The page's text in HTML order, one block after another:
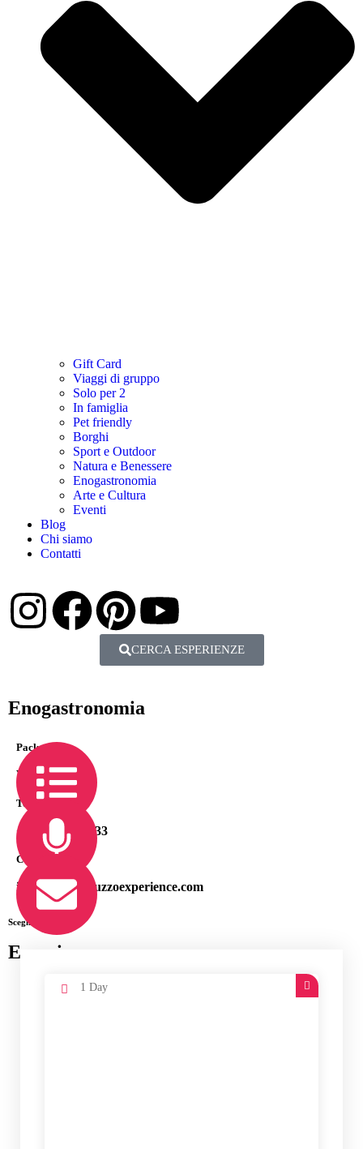
Gift Card
Viaggi di gruppo
Solo per 2
In famiglia
Pet friendly
Borghi
Sport e Outdoor
Natura e Benessere
Enogastronomia
Arte e Cultura
Eventi
Blog
Chi siamo
Contatti
CERCA ESPERIENZE
Enogastronomia
Packages
View All
Telefono
+39 392 2234033
Conttaci
info@tasteabruzzoexperience.com
Scegli la tua
Esperienza
1 Day